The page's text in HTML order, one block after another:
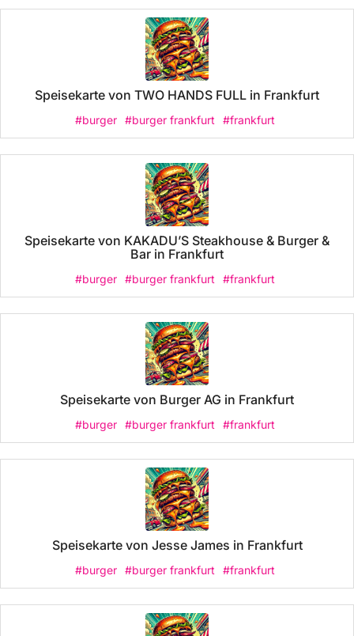
Speisekarte von TWO HANDS FULL in Frankfurt
#burger #burger frankfurt #frankfurt
Speisekarte von KAKADU’S Steakhouse & Burger &
Bar in Frankfurt
#burger #burger frankfurt #frankfurt
Speisekarte von Burger AG in Frankfurt
#burger #burger frankfurt #frankfurt
Speisekarte von Jesse James in Frankfurt
#burger #burger frankfurt #frankfurt